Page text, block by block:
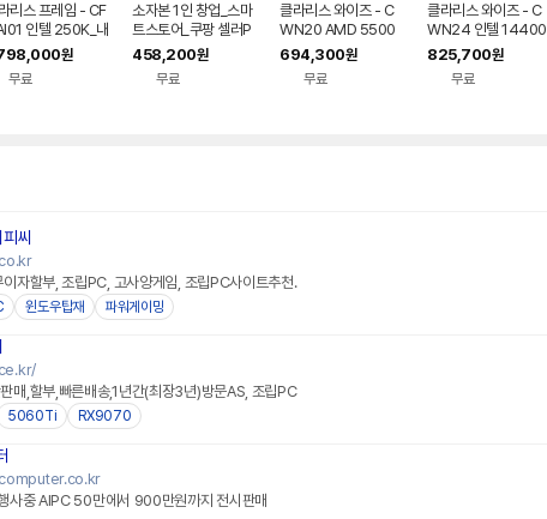
리스 프레임 - CF
인텔 250K_내
32G_
1TB AI PC 사무
데스크탑 완본체 조
원
무료
소자본 1인 창업_스마
트스토어_쿠팡 셀러P
C_택배 송장출력_포
스 시스템PC 조립컴퓨
터 완본체 CWN21
458,200원
무료
클라리스 와이즈 - C
WN20 AMD 5500
GT+내장VGA+8GB
+256GB 사무용PC
조립PC 데스크탑 조립
694,300원
무료
클라리스 와이즈 - C
WN24 인텔 14400
+내장VGA+8GB+2
56GB 사무용PC 조
립PC 데스크탑 조립컴
825,700원
무료
씨
자할부, 조립PC, 고사양게임, 조립PC사이트추천.
윈도우탑재 파워게이밍
매,할부,빠른배송,1년간(최장3년)방문AS, 조립PC
5060Ti RX9070
중 AIPC 50만에서 900만원까지 전시판매